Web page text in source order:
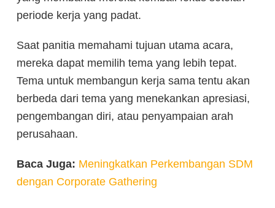
periode kerja yang padat.
Saat panitia memahami tujuan utama acara,
mereka dapat memilih tema yang lebih tepat.
Tema untuk membangun kerja sama tentu akan
berbeda dari tema yang menekankan apresiasi,
pengembangan diri, atau penyampaian arah
perusahaan.
Baca Juga: Meningkatkan Perkembangan SDM
dengan Corporate Gathering